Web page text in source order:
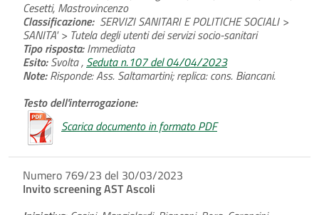
Cesetti, Mastrovincenzo
Classificazione: SERVIZI SANITARI E POLITICHE SOCIALI >
SANITA' > Tutela degli utenti dei servizi socio-sanitari
Tipo risposta:Immediata
Esito:Svolta , Seduta n.107 del 04/04/2023
Note:Risponde: Ass. Saltamartini; replica: cons. Biancani.
Testo dell'interrogazione:
Scarica documento in formato PDF
Numero 769/23 del 30/03/2023
Invito screening AST Ascoli